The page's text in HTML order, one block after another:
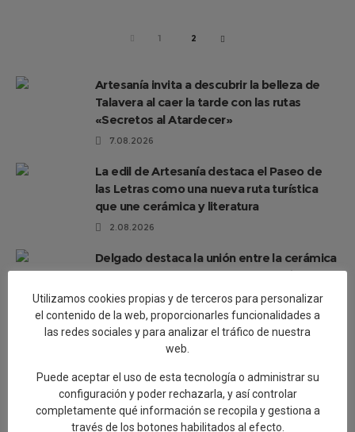
PREV1 2 NEXT
Artesanía invita a descubrir la belleza de
Talavera al caer la tarde con las rutas
«Secretos al Atardecer»
7.08.2026
La edil de Artesanía destaca el Paseo de
las Letras como una nueva ruta turística
que une cerámica y literatura
2.08.2026
Delgado destaca la unión entre la cerámica
y la tauromaquia con la presentación de un
capote único pintado por Cristina Ceca
1.08.2026
El Paseo de las Letras se completa con 17
hacen referencia a Talavera
30.07.2026
Utilizamos cookies propias y de terceros para personalizar
el contenido de la web, proporcionarles funcionalidades a
las redes sociales y para analizar el tráfico de nuestra
web.
Puede aceptar el uso de esta tecnología o administrar su
configuración y poder rechazarla, y así controlar
completamente qué información se recopila y gestiona a
través de los botones habilitados al efecto.